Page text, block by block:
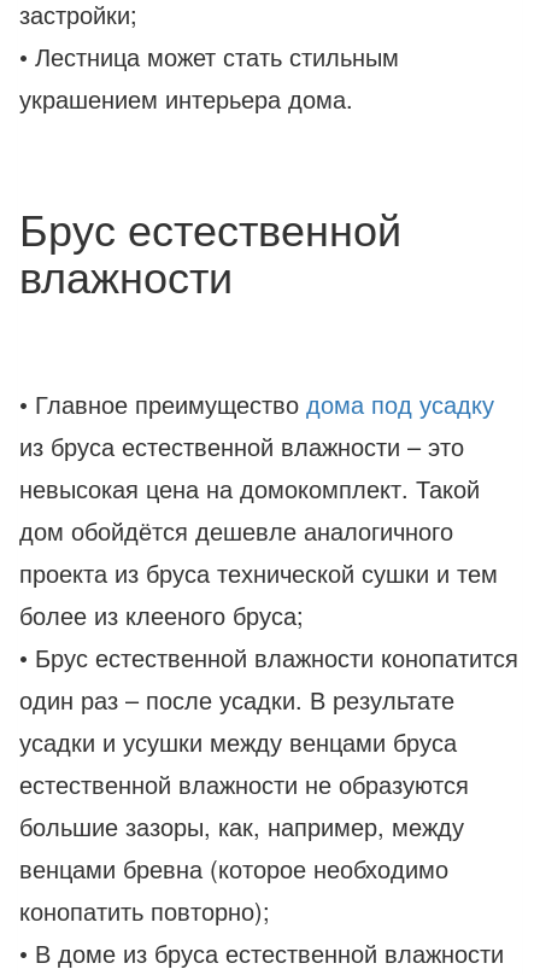
застройки;
• Лестница может стать стильным
украшением интерьера дома.
Брус естественной
влажности
• Главное преимущество дома под усадку
из бруса естественной влажности – это
невысокая цена на домокомплект. Такой
дом обойдётся дешевле аналогичного
проекта из бруса технической сушки и тем
более из клееного бруса;
• Брус естественной влажности конопатится
один раз – после усадки. В результате
усадки и усушки между венцами бруса
естественной влажности не образуются
большие зазоры, как, например, между
венцами бревна (которое необходимо
конопатить повторно);
• В доме из бруса естественной влажности